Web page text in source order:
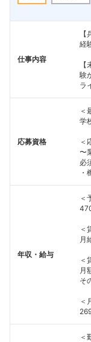
仕事内容
経
験
ラ
応募資格
＜
学
＜
〜
必
・
年収・給与
＜
＜
月
＜
月
そ
＜
＜